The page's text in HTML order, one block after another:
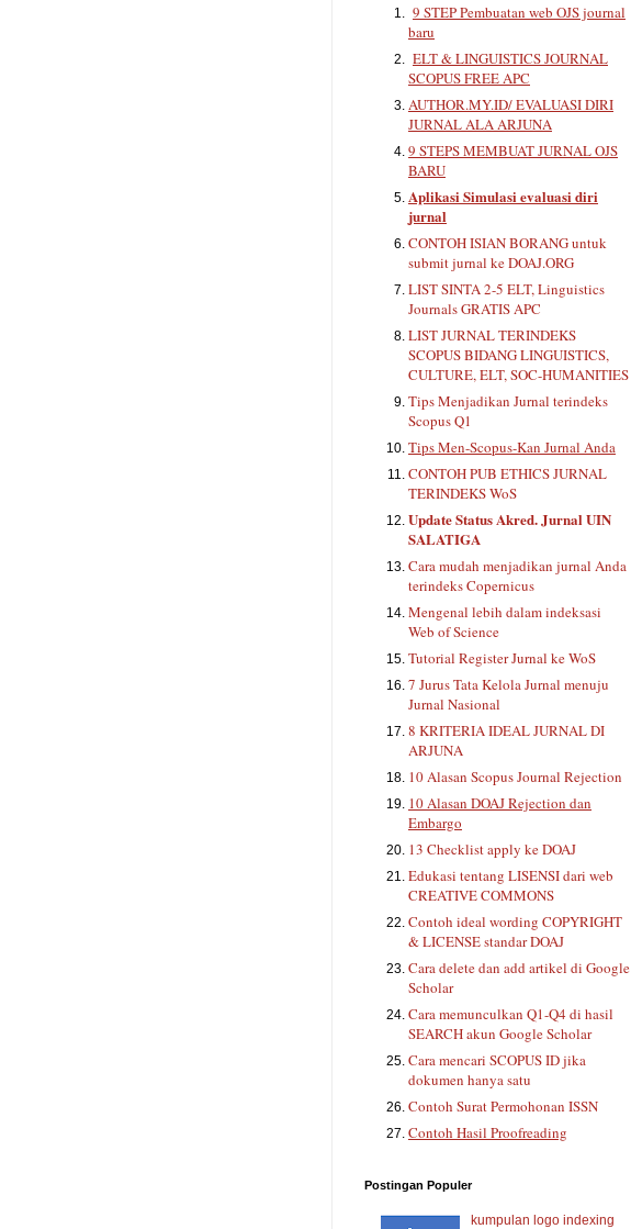
9 STEP Pembuatan web OJS journal
baru
ELT & LINGUISTICS JOURNAL
SCOPUS FREE APC
AUTHOR.MY.ID/ EVALUASI DIRI
JURNAL ALA ARJUNA
9 STEPS MEMBUAT JURNAL OJS
BARU
Aplikasi Simulasi evaluasi diri
jurnal
CONTOH ISIAN BORANG untuk
submit jurnal ke DOAJ.ORG
LIST SINTA 2-5 ELT, Linguistics
Journals GRATIS APC
LIST JURNAL TERINDEKS
SCOPUS BIDANG LINGUISTICS,
CULTURE, ELT, SOC-HUMANITIES
Tips Menjadikan Jurnal terindeks
Scopus Q1
Tips Men-Scopus-Kan Jurnal Anda
CONTOH PUB ETHICS JURNAL
TERINDEKS WoS
Update Status Akred. Jurnal UIN
SALATIGA
Cara mudah menjadikan jurnal Anda
terindeks Copernicus
Mengenal lebih dalam indeksasi
Web of Science
Tutorial Register Jurnal ke WoS
7 Jurus Tata Kelola Jurnal menuju
Jurnal Nasional
8 KRITERIA IDEAL JURNAL DI
ARJUNA
10 Alasan Scopus Journal Rejection
10 Alasan DOAJ Rejection dan
Embargo
13 Checklist apply ke DOAJ
Edukasi tentang LISENSI dari web
CREATIVE COMMONS
Contoh ideal wording COPYRIGHT
& LICENSE standar DOAJ
Cara delete dan add artikel di Google
Scholar
Cara memunculkan Q1-Q4 di hasil
SEARCH akun Google Scholar
Cara mencari SCOPUS ID jika
dokumen hanya satu
Contoh Surat Permohonan ISSN
Contoh Hasil Proofreading
Postingan Populer
kumpulan logo indexing